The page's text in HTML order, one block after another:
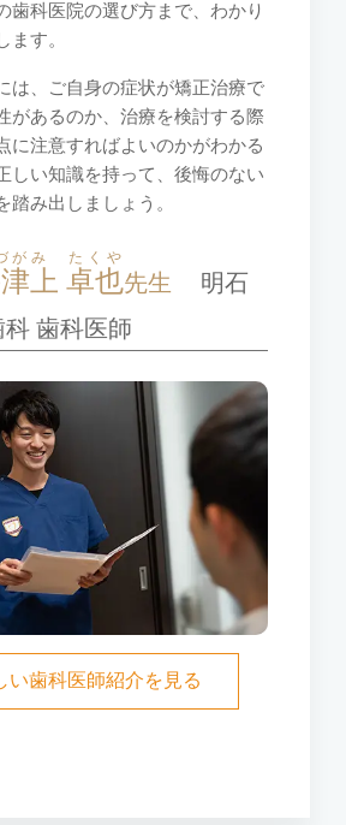
歯科医院の選び方まで、わかり
ます。
は、ご自身の症状が矯正治療で
があるのか、治療を検討する際
に注意すればよいのかがわかる
しい知識を持って、後悔のない
踏み出しましょう。
上 卓也
がみ たくや
先生
明石
歯科医師
い歯科医師紹介を見る